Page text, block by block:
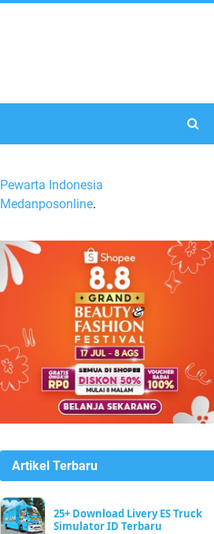
Pewarta Indonesia
Medanposonline.
Artikel Terbaru
25+ Download Livery ES Truck
Simulator ID Terbaru